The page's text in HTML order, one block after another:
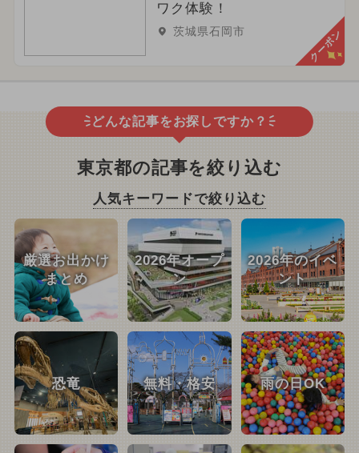
ワク体験！
茨城県石岡市 クーポン
どんな記事をお探しですか？
東京都の記事を絞り込む
人気キーワードで絞り込む
厳選お出かけ
まとめ
2026年オープ
ン
2026年のイベ
ント
恐竜 無料・格安 雨の日OK